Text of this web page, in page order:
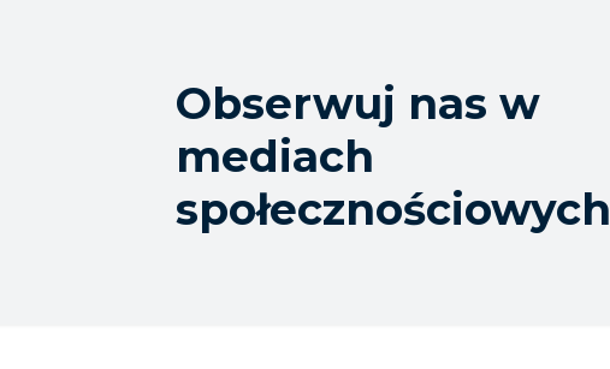
Obserwuj nas w
mediach
społecznościowych